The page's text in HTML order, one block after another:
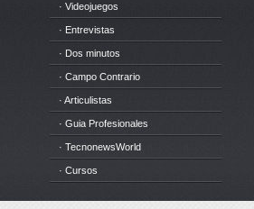
· Videojuegos
· Entrevistas
· Dos minutos
· Campo Contrario
· Articulistas
· Guia Profesionales
· TecnonewsWorld
· Cursos